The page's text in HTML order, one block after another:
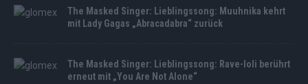
The Masked Singer: Lieblingssong: Muuhnika kehrt
mit Lady Gagas „Abracadabra“ zurück
The Masked Singer: Lieblingssong: Rave-Ioli berührt
erneut mit „You Are Not Alone“